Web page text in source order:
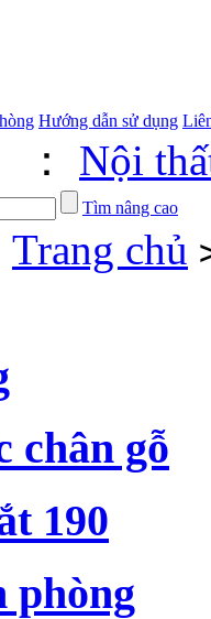
Hướng dẫn sử dụng
： Nội
Tìm nâng cao
Trang chủ
chân gỗ
190
phòng